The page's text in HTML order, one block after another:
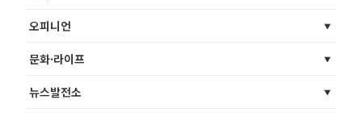
오피니언
문화·라이프
뉴스발전소